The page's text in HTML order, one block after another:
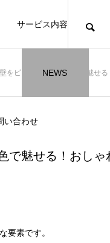
サービス内容
NEWS
い合わせ
方
方
方
をピンクベージュの色で魅せ
で魅せる！おし
要素です。